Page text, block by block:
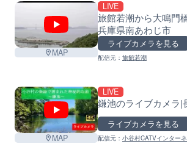
MAP
LIVE
旅館若潮から大鳴門
兵庫県南あわじ市
ライブカメラを見る
配信元： 旅館若潮
MAP
LIVE
鎌池のライブカメラ|
ライブカメラを見る
配信元： 小谷村CATVインター
+
−
マーカーをタップする